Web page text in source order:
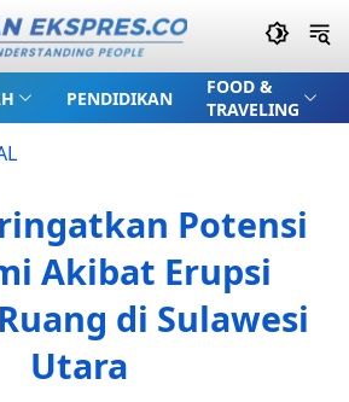
PENDIDIKAN
FOOD &
TRAVELING
Potensi
Akibat Erupsi
di Sulawesi
Utara